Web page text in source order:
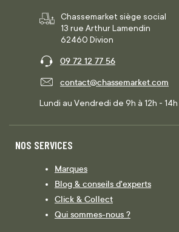
Chassemarket siège social
13 rue Arthur Lamendin
62460 Divion
09 72 12 77 56
contact@chassemarket.com
Lundi au Vendredi de 9h à 12h -
NOS SERVICES
Marques
Blog & conseils d'experts
Click & Collect
Qui sommes-nous ?